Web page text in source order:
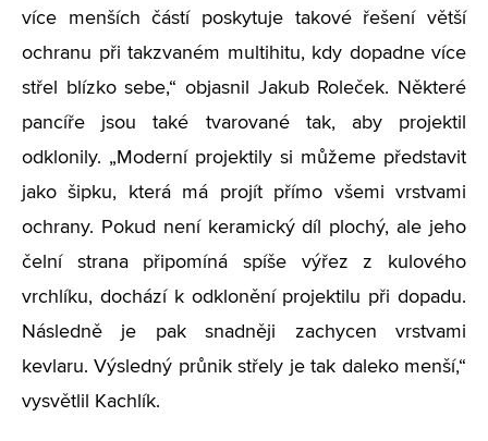
více menších částí poskytuje takové řešení větší
ochranu při takzvaném multihitu, kdy dopadne více
střel blízko sebe,“ objasnil Jakub Roleček. Některé
pancíře jsou také tvarované tak, aby projektil
odklonily. „Moderní projektily si můžeme představit
jako šipku, která má projít přímo všemi vrstvami
ochrany. Pokud není keramický díl plochý, ale jeho
čelní strana připomíná spíše výřez z kulového
vrchlíku, dochází k odklonění projektilu při dopadu.
Následně je pak snadněji zachycen vrstvami
kevlaru. Výsledný průnik střely je tak daleko menší,“
vysvětlil Kachlík.